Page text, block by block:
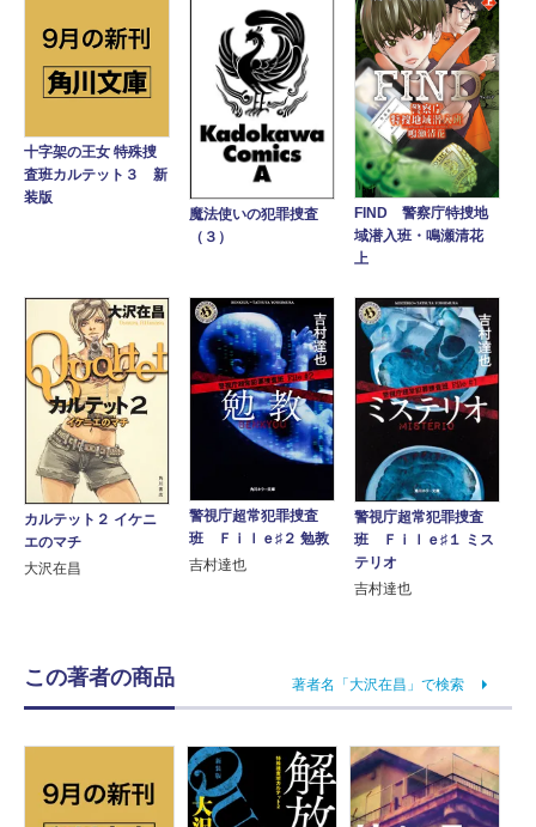
十字架の王女 特殊捜
査班カルテット３ 新
装版
魔法使いの犯罪捜査
（３）
FIND 警察庁特捜地
域潜入班・鳴瀬清花
上
カルテット２ イケニ
エのマチ
大沢在昌
警視庁超常犯罪捜査
班 Ｆｉｌｅ♯２ 勉教
吉村達也
警視庁超常犯罪捜査
班 Ｆｉｌｅ♯１ ミス
テリオ
吉村達也
この著者の商品 著者名「大沢在昌」で検索